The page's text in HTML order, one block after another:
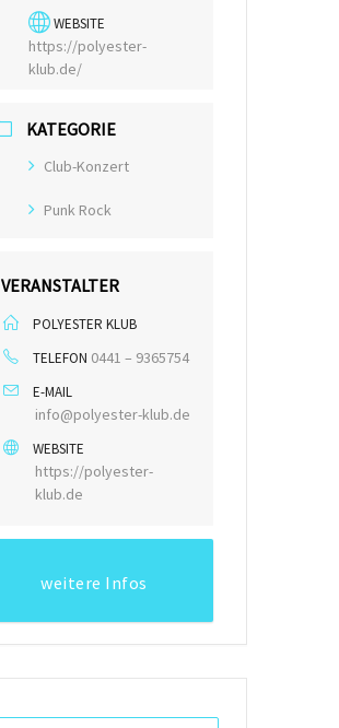
WEBSITE
https://polyester-
klub.de/
KATEGORIE
Club-Konzert
Punk Rock
VERANSTALTER
POLYESTER KLUB
TELEFON 0441 – 9365754
E-MAIL
info@polyester-klub.de
WEBSITE
https://polyester-
klub.de
weitere Infos